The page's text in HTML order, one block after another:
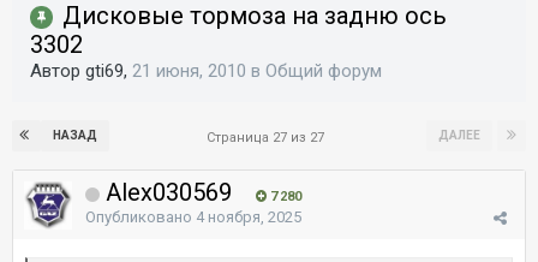
Дисковые тормоза на задню ось
3302
Автор gti69, 21 июня, 2010 в Общий форум
НАЗАД ДАЛЕЕ
Страница 27 из 27
Alex030569 7 280
Опубликовано 4 ноября, 2025